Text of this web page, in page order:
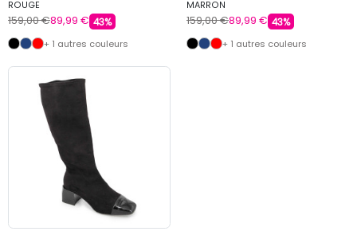
ROUGE
159,00 €89,99 € 43%
+ 1 autres couleurs
MARRON
159,00 €89,99 € 43%
+ 1 autres couleurs